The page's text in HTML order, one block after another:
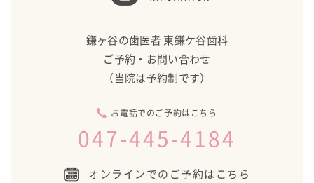
鎌ヶ谷の歯医者 東鎌ケ谷歯科
ご予約・お問い合わせ
（当院は予約制です）
お電話でのご予約はこちら
047-445-4184
オンラインでのご予約はこちら